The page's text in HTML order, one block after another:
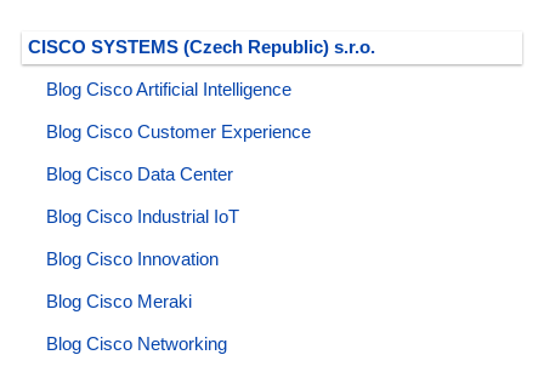
CISCO SYSTEMS (Czech Republic) s.r.o.
Blog Cisco Artificial Intelligence
Blog Cisco Customer Experience
Blog Cisco Data Center
Blog Cisco Industrial IoT
Blog Cisco Innovation
Blog Cisco Meraki
Blog Cisco Networking